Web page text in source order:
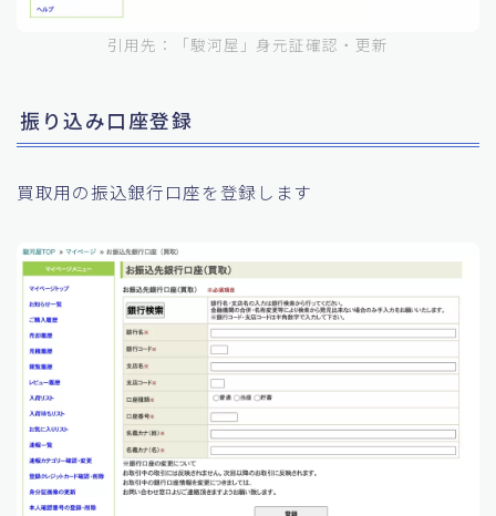
引用先：「駿河屋」身元証確認・更新
振り込み口座登録
買取用の振込銀行口座を登録します